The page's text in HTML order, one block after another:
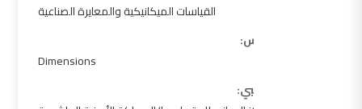
القياسات الميكانيكية والمعايرة الصناعية
منطقة القياس:
Dimensions
المختبر التجريبي: